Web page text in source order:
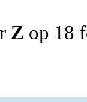
Z op 18